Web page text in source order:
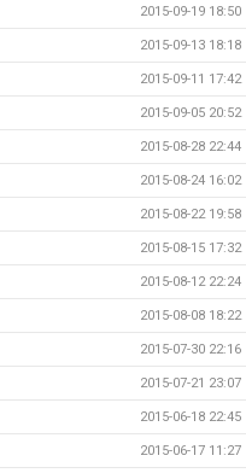
2015-09-19 18:50
2015-09-13 18:18
2015-09-11 17:42
2015-09-05 20:52
2015-08-28 22:44
2015-08-24 16:02
2015-08-22 19:58
2015-08-15 17:32
2015-08-12 22:24
2015-08-08 18:22
2015-07-30 22:16
2015-07-21 23:07
2015-06-18 22:45
2015-06-17 11:27